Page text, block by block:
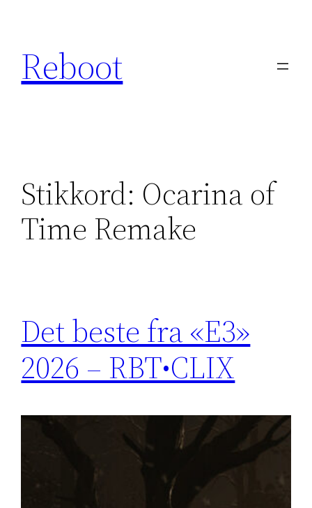
innhold
Reboot
Stikkord: Ocarina of
Time Remake
Det beste fra «E3»
2026 – RBT•CLIX